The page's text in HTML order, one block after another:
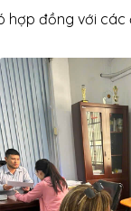
hợp đồng với